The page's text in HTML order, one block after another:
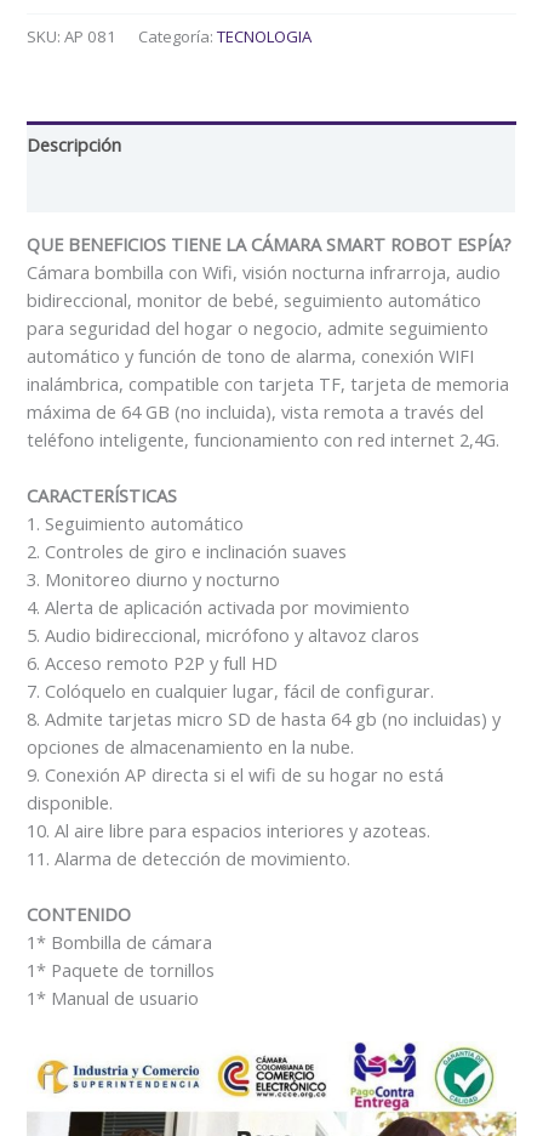
SKU:AP 081 Categoría:TECNOLOGIA
Descripción
QUE BENEFICIOS TIENE LA CÁMARA SMART ROBOT ESPÍA?
Cámara bombilla con Wifi, visión nocturna infrarroja, audio
bidireccional, monitor de bebé, seguimiento automático
para seguridad del hogar o negocio, admite seguimiento
automático y función de tono de alarma, conexión WIFI
inalámbrica, compatible con tarjeta TF, tarjeta de memoria
máxima de 64 GB (no incluida), vista remota a través del
teléfono inteligente, funcionamiento con red internet 2,4G.
CARACTERÍSTICAS
1. Seguimiento automático
2. Controles de giro e inclinación suaves
3. Monitoreo diurno y nocturno
4. Alerta de aplicación activada por movimiento
5. Audio bidireccional, micrófono y altavoz claros
6. Acceso remoto P2P y full HD
7. Colóquelo en cualquier lugar, fácil de configurar.
8. Admite tarjetas micro SD de hasta 64 gb (no incluidas) y
opciones de almacenamiento en la nube.
9. Conexión AP directa si el wifi de su hogar no está
disponible.
10. Al aire libre para espacios interiores y azoteas.
11. Alarma de detección de movimiento.
CONTENIDO
1* Bombilla de cámara
1* Paquete de tornillos
1* Manual de usuario